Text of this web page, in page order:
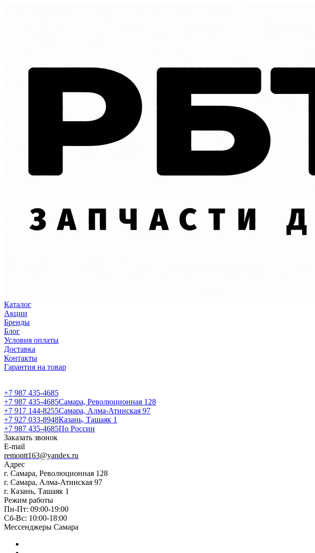
Каталог
Акции
Бренды
Блог
Условия оплаты
Доставка
Контакты
Гарантия на товар
+7 987 435-4685
+7 987 435-4685Самара, Революционная 128
+7 917 144-8255Самара, Алма-Атинская 97
+7 927 033-8948Казань, Ташаяк 1
+7 987 435-4685По России
Заказать звонок
E-mail
remontt163@yandex.ru
Адрес
г. Самара, Революционная 128
г. Самара, Алма-Атинская 97
г. Казань, Ташаяк 1
Режим работы
Пн-Пт: 09:00-19:00
Сб-Вс: 10:00-18:00
Мессенджеры Самара